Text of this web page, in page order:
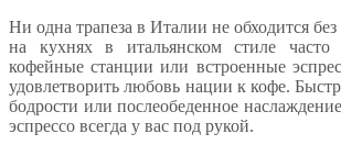
Ни одна трапеза в Италии не обходится
на кухнях в итальянском стиле часто
кофейные станции или встроенные
удовлетворить любовь нации к кофе.
бодрости или послеобеденное
эспрессо всегда у вас под рукой.